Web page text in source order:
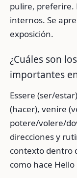
pulire, preferire.
internos. Se
exposición.
¿Cuáles son
importantes
Essere (ser/
(hacer), venire
potere/volere/
direcciones y
contexto dentro
como hace